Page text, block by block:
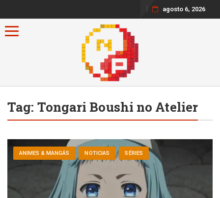
agosto 6, 2026
Toggle navigation
Tag: Tongari Boushi no Atelier
ANIMES & MANGÁS NOTICIAS SÉRIES